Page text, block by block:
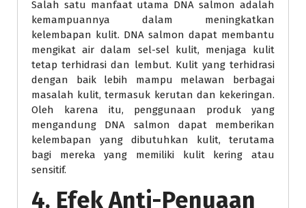
Salah satu manfaat utama DNA salmon adalah
kemampuannya dalam meningkatkan
kelembapan kulit. DNA salmon dapat membantu
mengikat air dalam sel-sel kulit, menjaga kulit
tetap terhidrasi dan lembut. Kulit yang terhidrasi
dengan baik lebih mampu melawan berbagai
masalah kulit, termasuk kerutan dan kekeringan.
Oleh karena itu, penggunaan produk yang
mengandung DNA salmon dapat memberikan
kelembapan yang dibutuhkan kulit, terutama
bagi mereka yang memiliki kulit kering atau
sensitif.
4. Efek Anti-Penuaan